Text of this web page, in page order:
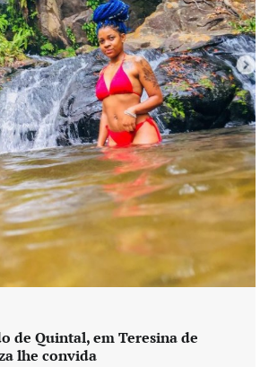
de Quintal, em Teresina de
lhe convida